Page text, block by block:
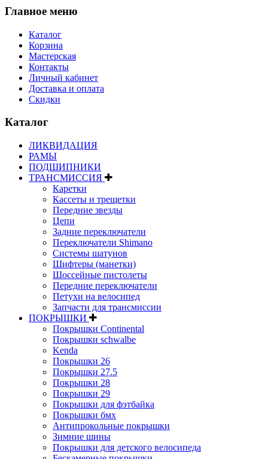
Главное меню
Каталог
Корзина
Мастерская
Контакты
Личный кабинет
Доставка и оплата
Скидки
Каталог
ЛИКВИДАЦИЯ
РАМЫ
ПОДШИПНИКИ
ТРАНСМИССИЯ
Каретки
Кассеты и трещетки
Передние звезды
Цепи
Задние переключатели
Переключатели Shimano
Системы шатунов
Шифтеры (манетки)
Шоссейные пистолеты
Передние переключатели
Петухи на велосипед
Запчасти для трансмиссии
ПОКРЫШКИ
Покрышки Continental
Покрышки schwalbe
Kenda
Покрышки 26
Покрышки 27.5
Покрышки 28
Покрышки 29
Покрышки для фэтбайка
Покрышки бмх
Антипрокольные покрышки
Зимние шины
Покрышки для детского велосипеда